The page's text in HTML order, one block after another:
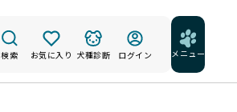
検索 お気に入り 犬種診断 ログイン メニュー